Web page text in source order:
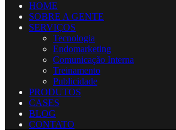
HOME
SOBRE A GENTE
SERVIÇOS
Tecnologia
Endomarketing
Comunicação Interna
Treinamento
Publicidade
PRODUTOS
CASES
BLOG
CONTATO